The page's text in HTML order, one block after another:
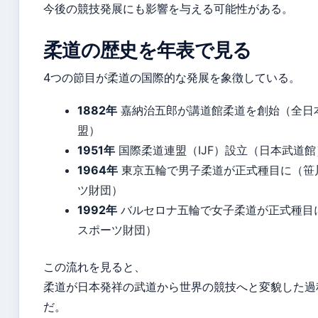
今後の競技発展にも影響を与える可能性がある。
柔道の歴史を年表で見る
4つの節目が柔道の国際的な発展を象徴している。
1882年 嘉納治五郎が講道館柔道を創始（全日
盟）
1951年 国際柔道連盟（IJF）設立（日本武道
1964年 東京五輪で男子柔道が正式種目に（笹
ツ財団）
1992年 バルセロナ五輪で女子柔道が正式種目
スポーツ財団）
この流れを見ると、
柔道が日本発祥の武道から世界の競技へと変貌した
だ。